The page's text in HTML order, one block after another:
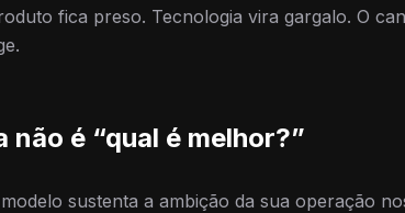
fica preso. Tecnologia vira gargalo. O
é “qual é melhor?”
sustenta a ambição da sua operação